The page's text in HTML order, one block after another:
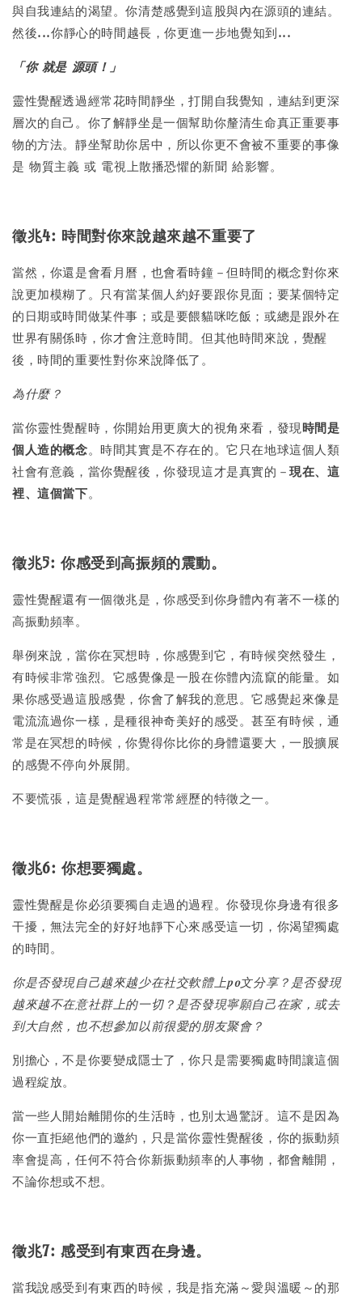
與自我連結的渴望。你清楚感覺到這股與內在源頭的連結。
然後...你靜心的時間越長，你更進一步地覺知到...
「你 就是 源頭！」
靈性覺醒透過經常花時間靜坐，打開自我覺知，連結到更深
層次的自己。你了解靜坐是一個幫助你釐清生命真正重要事
物的方法。靜坐幫助你居中，所以你更不會被不重要的事像
是 物質主義 或 電視上散播恐懼的新聞 給影響。
徵兆4: 時間對你來說越來越不重要了
當然，你還是會看月曆，也會看時鐘－但時間的概念對你來
說更加模糊了。只有當某個人約好要跟你見面；要某個特定
的日期或時間做某件事；或是要餵貓咪吃飯；或總是跟外在
世界有關係時，你才會注意時間。但其他時間來說，覺醒
後，時間的重要性對你來說降低了。
為什麼？
當你靈性覺醒時，你開始用更廣大的視角來看，發現時間是
個人造的概念。時間其實是不存在的。它只在地球這個人類
社會有意義，當你覺醒後，你發現這才是真實的－現在、這
裡、這個當下。
徵兆5: 你感受到高振頻的震動。
靈性覺醒還有一個徵兆是，你感受到你身體內有著不一樣的
高振動頻率。
舉例來說，當你在冥想時，你感覺到它，有時候突然發生，
有時候非常強烈。它感覺像是一股在你體內流竄的能量。如
果你感受過這股感覺，你會了解我的意思。它感覺起來像是
電流流過你一樣，是種很神奇美好的感受。甚至有時候，通
常是在冥想的時候，你覺得你比你的身體還要大，一股擴展
的感覺不停向外展開。
不要慌張，這是覺醒過程常常經歷的特徵之一。
徵兆6: 你想要獨處。
靈性覺醒是你必須要獨自走過的過程。你發現你身邊有很多
干擾，無法完全的好好地靜下心來感受這一切，你渴望獨處
的時間。
你是否發現自己越來越少在社交軟體上po文分享？是否發現
越來越不在意社群上的一切？是否發現寧願自己在家，或去
到大自然，也不想參加以前很愛的朋友聚會？
別擔心，不是你要變成隱士了，你只是需要獨處時間讓這個
過程綻放。
當一些人開始離開你的生活時，也別太過驚訝。這不是因為
你一直拒絕他們的邀約，只是當你靈性覺醒後，你的振動頻
率會提高，任何不符合你新振動頻率的人事物，都會離開，
不論你想或不想。
徵兆7: 感受到有東西在身邊。
當我說感受到有東西的時候，我是指充滿～愛與溫暖～的那